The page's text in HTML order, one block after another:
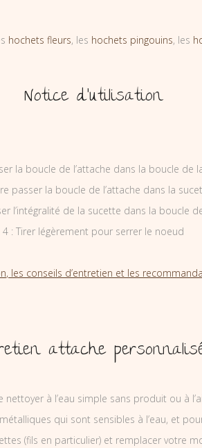
hochets fleurs, les hochets pingouins, les
Notice d’utilisation
la boucle de l’attache dans la boucle de
passer la boucle de l’attache dans la
l’intégralité de la sucette dans la boucle
4 : Tirer légèrement pour serrer le noeud
les conseils d’entretien et les
attache
à l’eau simple sans produit ou à
qui sont sensibles à l’eau, et
(fils en particulier) et remplacer votre